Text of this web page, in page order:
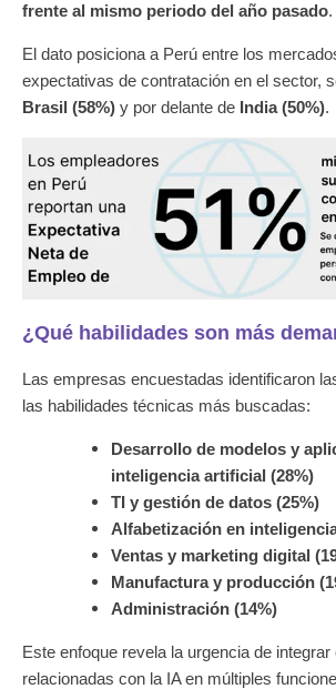
frente al mismo periodo del año pasado.
El dato posiciona a Perú entre los
expectativas de contratación en el sector,
Brasil (58%) y por delante de India (50%).
¿Qué habilidades son más
Las empresas encuestadas identificaron
las habilidades técnicas más buscadas:
Desarrollo de modelos y
inteligencia artificial (28%)
TI y gestión de datos (25%)
Alfabetización en
Ventas y marketing digital
Manufactura y producción
Administración (14%)
Este enfoque revela la urgencia de
relacionadas con la IA en múltiples